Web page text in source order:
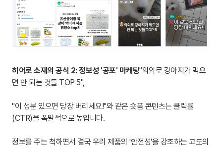
히어로 소재의 공식 2: 정보성 '공포' 마케팅"의외로 강아지가 먹으
면 안 되는 것들 TOP 5",
"이 성분 있으면 당장 버리세요!"와 같은 숏폼 콘텐츠는 클릭률
(CTR)을 폭발적으로 높입니다.
정보를 주는 척하면서 결국 우리 제품의 '안전성'을 강조하는 고도의